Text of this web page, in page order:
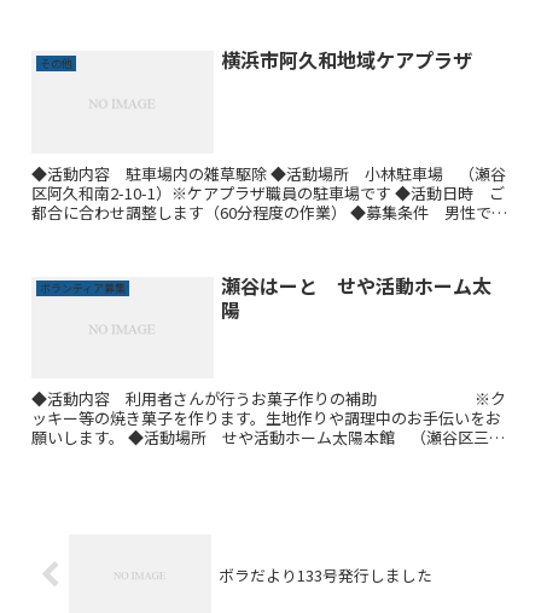
その他 横浜市阿久和地域ケアプラザ
◆活動内容 駐車場内の雑草駆除 ◆活動場所 小林駐車場 （瀬谷
区阿久和南2-10-1）※ケアプラザ職員の駐車場です ◆活動日時 ご
都合に合わせ調整します（60分程度の作業） ◆募集条件 男性であ
ボランティア募集
瀬谷はーと せや活動ホーム太
陽
◆活動内容 利用者さんが行うお菓子作りの補助 ※ク
ッキー等の焼き菓子を作ります。生地作りや調理中のお手伝いをお
願いします。 ◆活動場所 せや活動ホーム太陽本館 （瀬谷区三ツ
ボラだより133号発行しました